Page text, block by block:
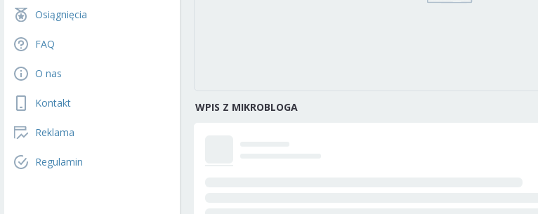
Osiągnięcia
FAQ
O nas
Kontakt
Reklama
Regulamin
WPIS Z MIKROBLOGA